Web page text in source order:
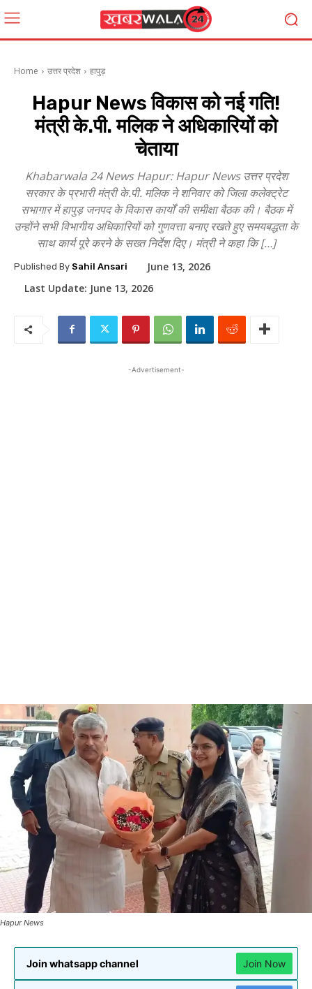
Home उत्तर प्रदेश हापुड़
Hapur News विकास को नई गति!
मंत्री के.पी. मलिक ने अधिकारियों को
चेताया
Khabarwala 24 News Hapur: Hapur News उत्तर प्रदेश
सरकार के प्रभारी मंत्री के.पी. मलिक ने शनिवार को जिला कलेक्ट्रेट
सभागार में हापुड़ जनपद के विकास कार्यों की समीक्षा बैठक की। बैठक में
उन्होंने सभी विभागीय अधिकारियों को गुणवत्ता बनाए रखते हुए समयबद्धता के
साथ कार्य पूरे करने के सख्त निर्देश दिए। मंत्री ने कहा कि […]
Published By Sahil Ansari
June 13, 2026
Last Update: June 13, 2026
-Advertisement-
Hapur News
Join whatsapp channel Join Now